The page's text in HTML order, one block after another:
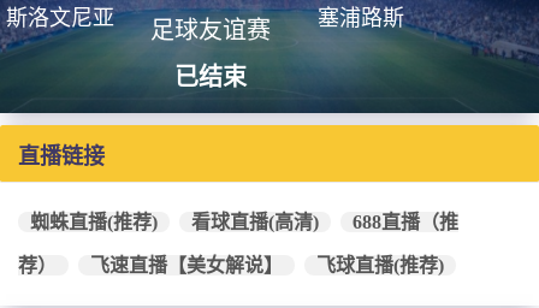
斯洛文尼亚
足球友谊赛
已结束
塞浦路斯
直播链接
蜘蛛直播(推荐) 看球直播(高清) 688直播（推
荐） 飞速直播【美女解说】 飞球直播(推荐)